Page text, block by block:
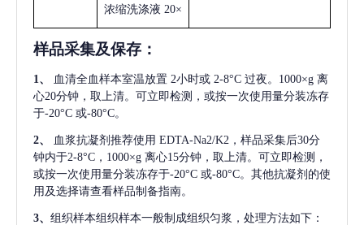
浓缩洗涤液 20×
样品采集及保存 ：
1、 血清全血样本室温放置 2小时或 2-8°C 过夜。1000×g 离
心20分钟，取上清。可立即检测，或按一次使用量分装冻存
于-20°C 或-80°C。
2、 血浆抗凝剂推荐使用 EDTA-Na2/K2，样品采集后30分
钟内于2-8°C，1000×g 离心15分钟，取上清。可立即检测，
或按一次使用量分装冻存于-20°C 或-80°C。其他抗凝剂的使
用及选择请查看样品制备指南。
3、 组织样本组织样本一般制成组织匀浆，处理方法如下：